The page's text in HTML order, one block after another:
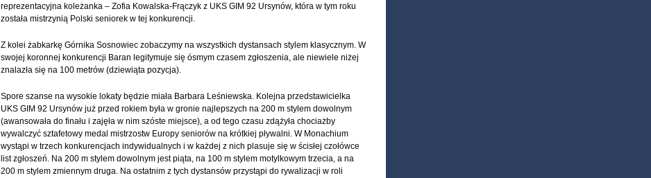
reprezentacyjna koleżanka – Zofia Kowalska-Frączyk z UKS GIM 92 Ursynów, która w tym roku
została mistrzynią Polski seniorek w tej konkurencji.
Z kolei żabkarkę Górnika Sosnowiec zobaczymy na wszystkich dystansach stylem klasycznym. W
swojej koronnej konkurencji Baran legitymuje się ósmym czasem zgłoszenia, ale niewiele niżej
znalazła się na 100 metrów (dziewiąta pozycja).
Spore szanse na wysokie lokaty będzie miała Barbara Leśniewska. Kolejna przedstawicielka
UKS GIM 92 Ursynów już przed rokiem była w gronie najlepszych na 200 m stylem dowolnym
(awansowała do finału i zajęła w nim szóste miejsce), a od tego czasu zdążyła chociażby
wywalczyć sztafetowy medal mistrzostw Europy seniorów na krótkiej pływalni. W Monachium
wystąpi w trzech konkurencjach indywidualnych i w każdej z nich plasuje się w ścisłej czołówce
list zgłoszeń. Na 200 m stylem dowolnym jest piąta, na 100 m stylem motylkowym trzecia, a na
200 m stylem zmiennym druga. Na ostatnim z tych dystansów przystąpi do rywalizacji w roli